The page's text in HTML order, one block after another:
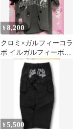
¥8,200
クロミ×ガルフィーコラ
ボ イルガルフィーボロ
ボロ半袖TEE 中型犬 L
¥5,500